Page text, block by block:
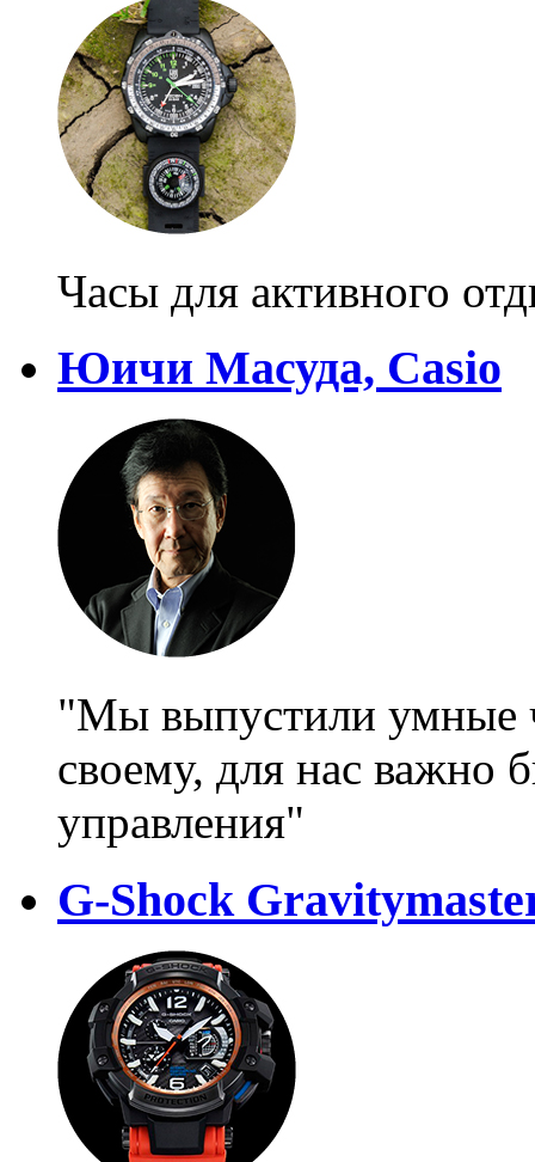
Часы для активного
Юичи Масуда, Casio
"Мы выпустили умные
своему, для нас важно
управления"
G-Shock